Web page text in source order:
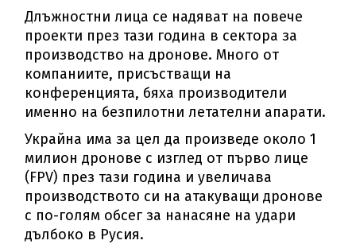
Длъжностни лица се надяват на повече
проекти през тази година в сектора за
производство на дронове. Много от
компаниите, присъстващи на
конференцията, бяха производители
именно на безпилотни летателни апарати.
Украйна има за цел да произведе около 1
милион дронове с изглед от първо лице
(FPV) през тази година и увеличава
производството си на атакуващи дронове
с по-голям обсег за нанасяне на удари
дълбоко в Русия.